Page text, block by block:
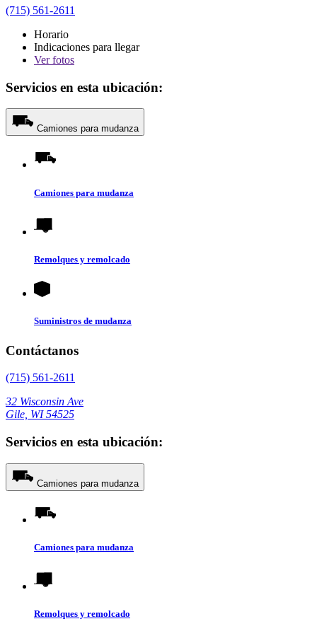
(715) 561-2611
Horario
Indicaciones para llegar
Verfotos
Servicios en esta ubicación:
Camiones para mudanza
Camiones para mudanza
Remolques y remolcado
Suministros de mudanza
Contáctanos
(715) 561-2611
32 Wisconsin Ave
Gile, WI 54525
Servicios en esta ubicación:
Camiones para mudanza
Camiones para mudanza
Remolques y remolcado